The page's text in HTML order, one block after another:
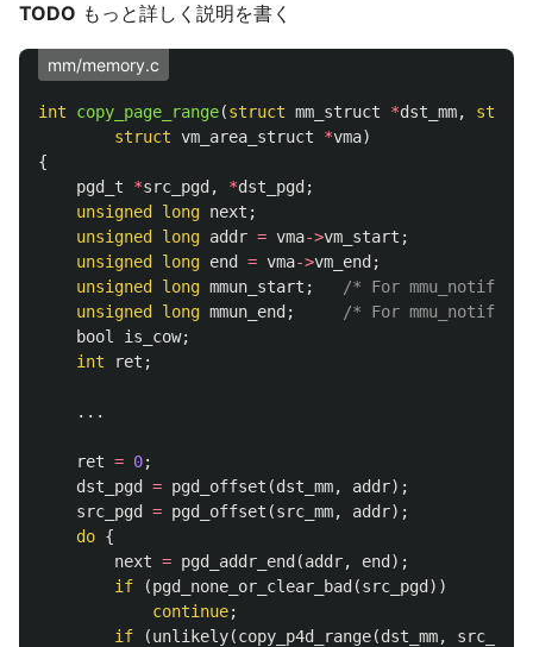
TODO もっと詳しく説明を書く
mm/memory.c
int copy_page_range(struct mm_struct *dst_mm,
struct
struct vm_area_struct *vma)
{
pgd_t
*src_pgd , *dst_pgd ;
unsigned
long next ;
unsigned
long addr = vma->vm_start ;
unsigned
long end = vma->vm_end ;
unsigned
long mmun_start ;
/* For
unsigned
long mmun_end ;
/* For
bool
is_cow;
int
ret ;
...
ret = 0;
dst_pgd
= pgd_offset (dst_mm, addr);
src_pgd
= pgd_offset (src_mm, addr);
do {
next = pgd_addr_end (addr, end );
if
(pgd_none_or_clear_bad (src_pgd ))
continue;
if
(unlikely(copy_p4d_range(dst_mm, src_mm